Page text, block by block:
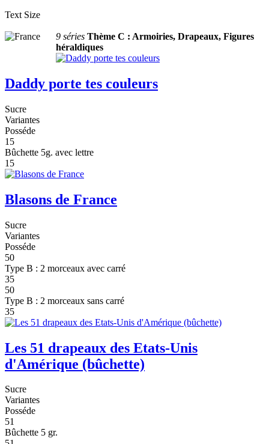
Text Size
9 séries Thème C : Armoiries, Drapeaux, Figures
héraldiques
Daddy porte tes couleurs
Sucre
Variantes
Posséde
15
Bûchette 5g. avec lettre
15
Blasons de France
Sucre
Variantes
Posséde
50
Type B : 2 morceaux avec carré
35
50
Type B : 2 morceaux sans carré
35
Les 51 drapeaux des Etats-Unis
d'Amérique (bûchette)
Sucre
Variantes
Posséde
51
Bûchette 5 gr.